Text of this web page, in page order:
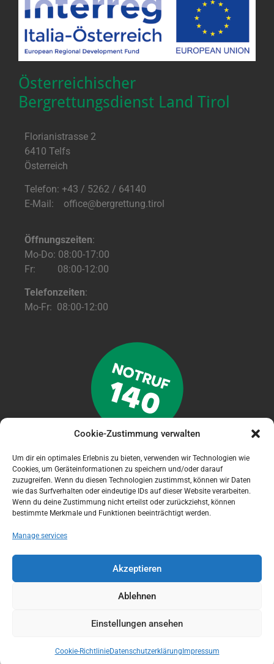
Cookie-Zustimmung verwalten
Um dir ein optimales Erlebnis zu bieten, verwenden wir Technologien wie
Cookies, um Geräteinformationen zu speichern und/oder darauf
zuzugreifen. Wenn du diesen Technologien zustimmst, können wir Daten
wie das Surfverhalten oder eindeutige IDs auf dieser Website verarbeiten.
Wenn du deine Zustimmung nicht erteilst oder zurückziehst, können
bestimmte Merkmale und Funktionen beeinträchtigt werden.
Manage services
Akzeptieren
Ablehnen
Einstellungen ansehen
Cookie-RichtlinieDatenschutzerklärung Impressum
Österreichischer
Bergrettungsdienst Land Tirol
Florianistrasse 2
6410 Telfs
Österreich
Telefon: +43 / 5262 / 64140
E-Mail: office@bergrettung.tirol
Öffnungszeiten:
Mo-Do: 08:00-17:00
Fr: 08:00-12:00
Telefonzeiten:
Mo-Fr: 08:00-12:00
NOTFALL APP
slides_column="4"]